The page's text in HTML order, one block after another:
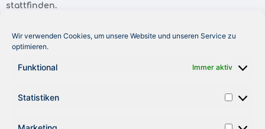
Wir verwenden Cookies, um unsere Website und unseren Service zu
optimieren.
Funktional Immer aktiv
Statistiken
stattfinden.
www.royal-fishing.de
Foto: Hermann Hell